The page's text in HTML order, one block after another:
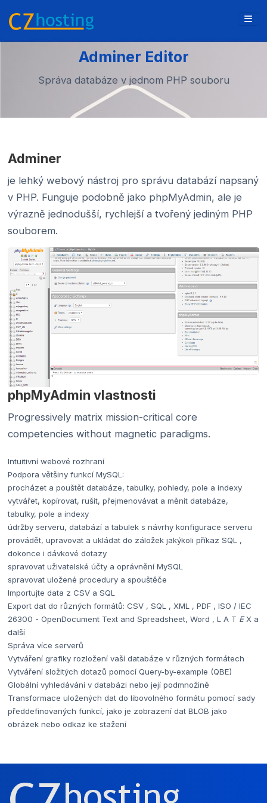
Adminer Editor
Správa databáze v jednom PHP souboru
Adminer
je lehký webový nástroj pro správu databází napsaný
v PHP. Funguje podobně jako phpMyAdmin, ale je
výrazně jednodušší, rychlejší a tvořený jediným PHP
souborem.
phpMyAdmin vlastnosti
Progressively matrix mission-critical core
competencies without magnetic paradigms.
Intuitivní webové rozhraní
Podpora většiny funkcí MySQL:
procházet a pouštět databáze, tabulky, pohledy, pole a indexy
vytvářet, kopírovat, rušit, přejmenovávat a měnit databáze,
tabulky, pole a indexy
údržby serveru, databází a tabulek s návrhy konfigurace serveru
provádět, upravovat a ukládat do záložek jakýkoli příkaz SQL ,
dokonce i dávkové dotazy
spravovat uživatelské účty a oprávnění MySQL
spravovat uložené procedury a spouštěče
Importujte data z CSV a SQL
Export dat do různých formátů: CSV , SQL , XML , PDF , ISO / IEC
26300 - OpenDocument Text and Spreadsheet, Word , L A T EX a
další
Správa více serverů
Vytváření grafiky rozložení vaší databáze v různých formátech
Vytváření složitých dotazů pomocí Query-by-example (QBE)
Globální vyhledávání v databázi nebo její podmnožině
Transformace uložených dat do libovolného formátu pomocí sady
předdefinovaných funkcí, jako je zobrazení dat BLOB jako
obrázek nebo odkaz ke stažení